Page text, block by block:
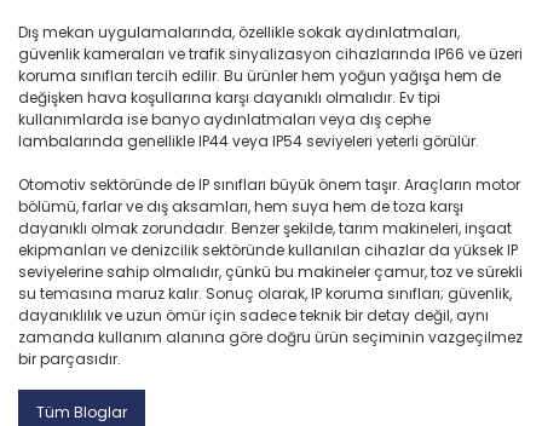
Dış mekan uygulamalarında, özellikle sokak aydınlatmaları,
güvenlik kameraları ve trafik sinyalizasyon cihazlarında IP66 ve üzeri
koruma sınıfları tercih edilir. Bu ürünler hem yoğun yağışa hem de
değişken hava koşullarına karşı dayanıklı olmalıdır. Ev tipi
kullanımlarda ise banyo aydınlatmaları veya dış cephe
lambalarında genellikle IP44 veya IP54 seviyeleri yeterli görülür.
Otomotiv sektöründe de IP sınıfları büyük önem taşır. Araçların motor
bölümü, farlar ve dış aksamları, hem suya hem de toza karşı
dayanıklı olmak zorundadır. Benzer şekilde, tarım makineleri, inşaat
ekipmanları ve denizcilik sektöründe kullanılan cihazlar da yüksek IP
seviyelerine sahip olmalıdır, çünkü bu makineler çamur, toz ve sürekli
su temasına maruz kalır. Sonuç olarak, IP koruma sınıfları; güvenlik,
dayanıklılık ve uzun ömür için sadece teknik bir detay değil, aynı
zamanda kullanım alanına göre doğru ürün seçiminin vazgeçilmez
bir parçasıdır.
Tüm Bloglar